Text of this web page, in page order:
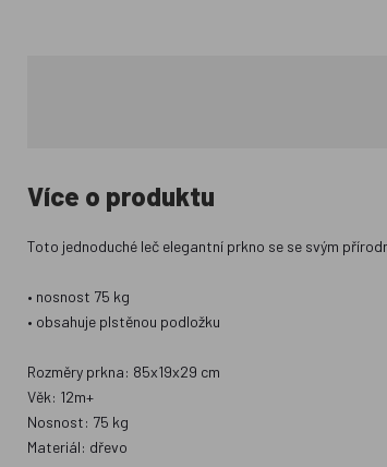
Více o produktu
Toto jednoduché leč elegantní prkno se se svým
• nosnost 75 kg
• obsahuje plstěnou podložku
Rozměry prkna: 85x19x29 cm
Věk: 12m+
Nosnost: 75 kg
Materiál: dřevo